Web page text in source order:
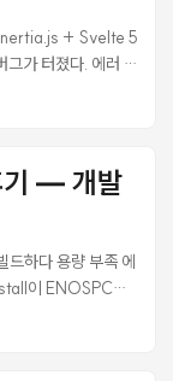
같은 해시 라우
엔 몰랐다. ...+ Svelte 5
그가 터졌다. 에러 메
를 읽는데,
의
충돌이었다. #
password:
email: "...",
"..." } } #
"..." } } #
기 — 개발
드하다 용량 부족 에
이 ENOSPC를
를 차지하고 있는